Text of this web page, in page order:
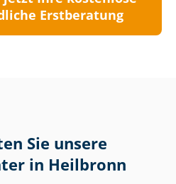
Erstberatung
Sie unsere
in Heilbronn